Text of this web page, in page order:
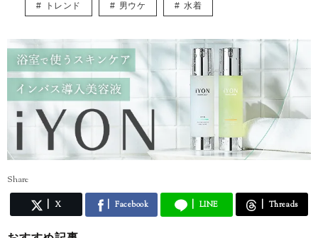
トレンド 男ウケ 水着
Share
X Facebook LINE Threads